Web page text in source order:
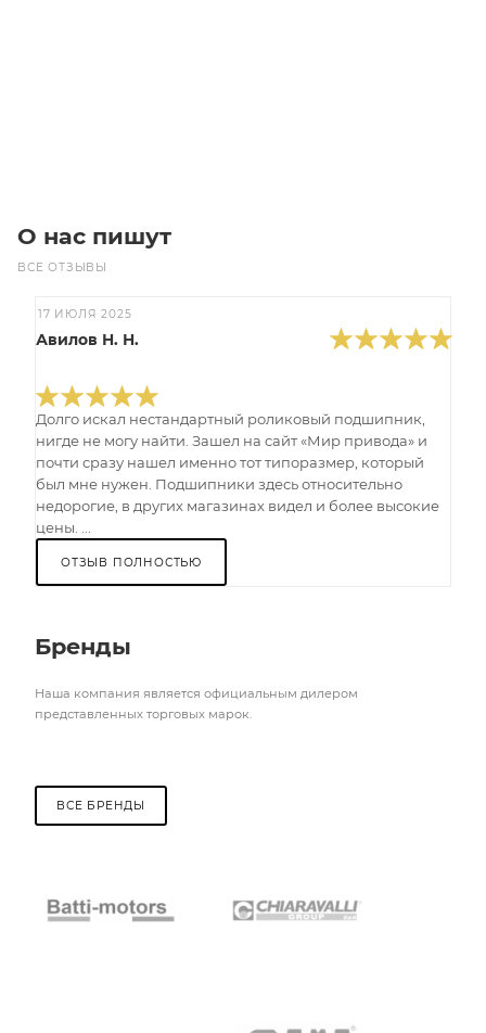
О нас пишут
ВСЕ ОТЗЫВЫ
17 ИЮЛЯ 2025
Авилов Н. Н.
Долго искал нестандартный роликовый подшипник,
нигде не могу найти. Зашел на сайт «Мир привода» и
почти сразу нашел именно тот типоразмер, который
был мне нужен. Подшипники здесь относительно
недорогие, в других магазинах видел и более высокие
цены. ...
ОТЗЫВ ПОЛНОСТЬЮ
Бренды
Наша компания является официальным дилером
представленных торговых марок.
ВСЕ БРЕНДЫ